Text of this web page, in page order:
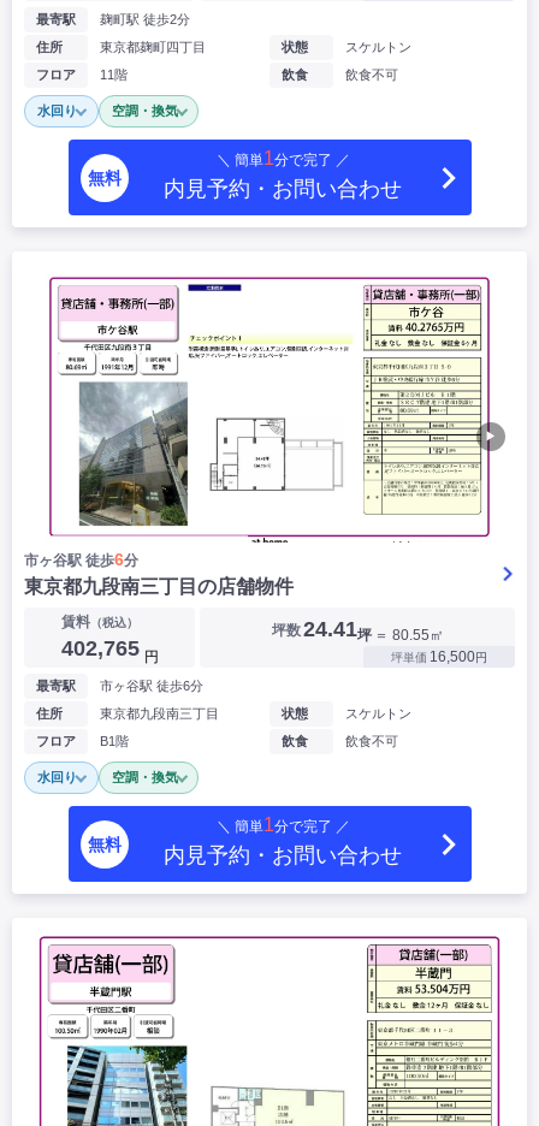
最寄駅
麹町駅 徒歩2分
住所
東京都麹町四丁目
フロア
11階
状態
スケルトン
飲食
飲食不可
水回り 空調・換気
無料
＼ 簡単1分で完了 ／
内見予約・お問い合わせ
▶
市ヶ谷駅 徒歩6分
東京都九段南三丁目の店舗物件
賃料（税込）
402,765 円
坪数24.41坪 ＝ 80.55㎡
坪単価 16,500円
最寄駅
市ヶ谷駅 徒歩6分
住所
東京都九段南三丁目
フロア
B1階
状態
スケルトン
飲食
飲食不可
水回り 空調・換気
無料
＼ 簡単1分で完了 ／
内見予約・お問い合わせ